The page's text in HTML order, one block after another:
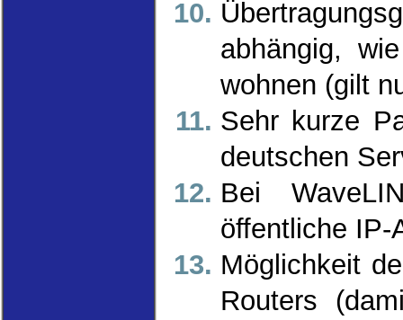
abhängig,
wohnen (gilt
Sehr kurze
deutschen
Bei
öffentliche IP-
Möglichkeit
Routers